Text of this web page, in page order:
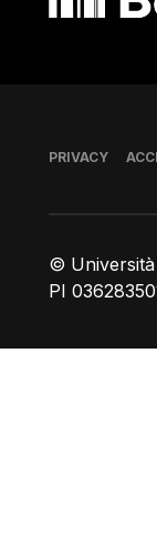
©
PI
Piè di pagina
PRIVACY